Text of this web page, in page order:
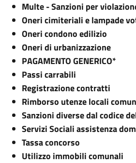
Multe - Sanzioni per
Oneri cimiteriali e lampade
Oneri condono edilizio
Oneri di urbanizzazione
PAGAMENTO GENERICO*
Passi carrabili
Registrazione contratti
Rimborso utenze locali
Sanzioni diverse dal codice
Servizi Sociali assistenza
Tassa concorso
Utilizzo immobili comunali